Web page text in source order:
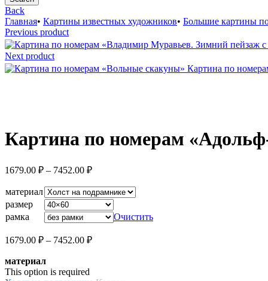
Back
Главная• Картины известных художников• Большие картины
Previous product
Next product
Картина по
Картина по номерам
1679.00 ₽ – 7452.00 ₽Диапазон
1679.00 ₽
–
7452.00 ₽
материал
размер
рамка
Очистить
1679.00 ₽ – 7452.00 ₽Диапазон
материал
This option is required